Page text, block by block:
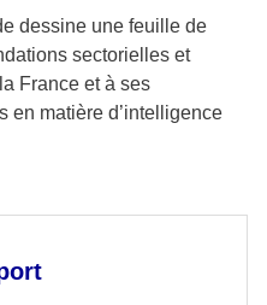
dessine une feuille de
sectorielles et
France et à ses
en matière d’intelligence